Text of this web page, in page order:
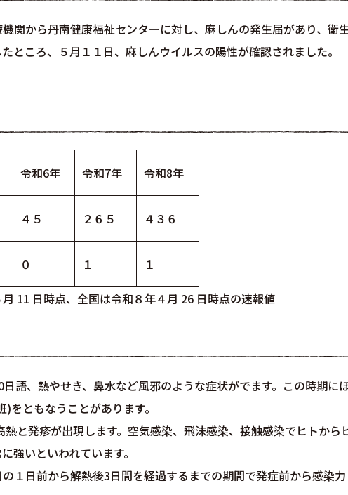
関から丹南健康福祉センターに対し、麻しんの発生届があり、衛
ところ、５月１１日、麻しんウイルスの陽性が確認されました。
令和6年 令和7年 令和8年
４５ ２６５ ４３６
０ １ １
11 日時点、全国は令和８年４月 26 日時点の速報値
語、熱やせき、鼻水など風邪のような症状がでます。この時期に
をともなうことがあります。
と発疹が出現します。空気感染、飛沫感染、接触感染でヒトから
強いといわれています。
１日前から解熱後3日間を経過するまでの期間で発症前から感染力